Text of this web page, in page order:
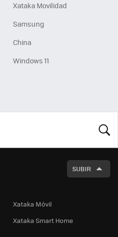
Xataka Movilidad
Samsung
China
Windows 11
SUBIR
Xataka Móvil
Xataka Smart Home